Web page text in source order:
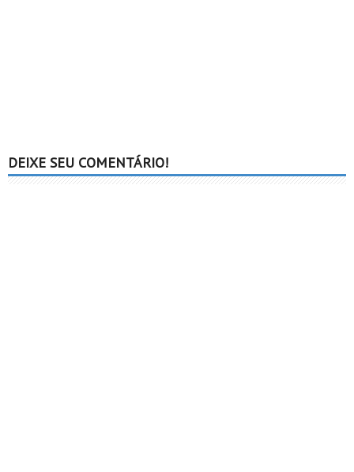
DEIXE SEU COMENTÁRIO!